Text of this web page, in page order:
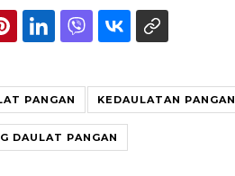
PANGAN KEDAULATAN PANGAN
DAULAT PANGAN